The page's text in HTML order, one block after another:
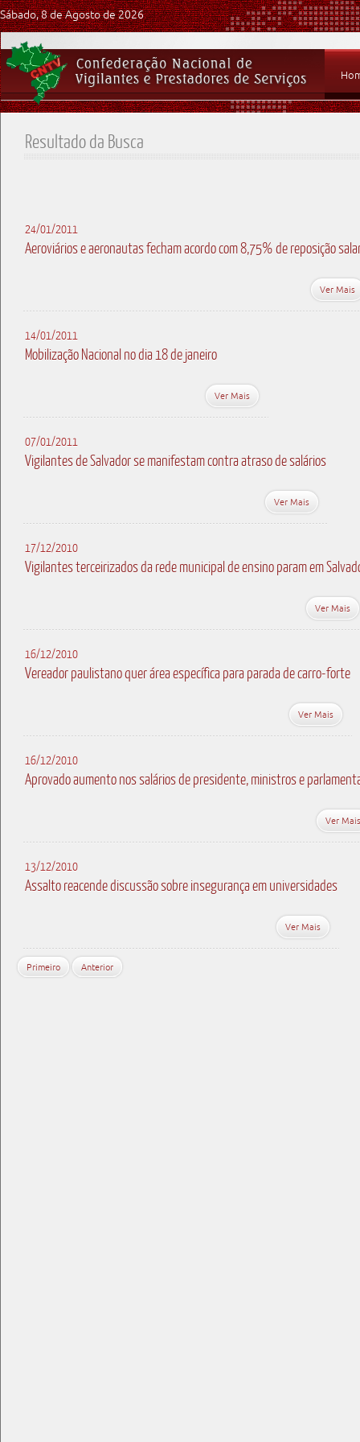
Sábado, 8 de Agosto de 2026
Resultado da Busca
24/01/2011
Aeroviários e aeronautas fecham acordo com 8,75% de reposição
Ver Mais
14/01/2011
Mobilização Nacional no dia 18 de janeiro
Ver Mais
07/01/2011
Vigilantes de Salvador se manifestam contra atraso de salários
Ver Mais
17/12/2010
Vigilantes terceirizados da rede municipal de ensino param em
Ver Mais
16/12/2010
Vereador paulistano quer área específica para parada de carro-forte
Ver Mais
16/12/2010
Aprovado aumento nos salários de presidente, ministros e
Ver Mais
13/12/2010
Assalto reacende discussão sobre insegurança em universidades
Ver Mais
Primeiro Anterior